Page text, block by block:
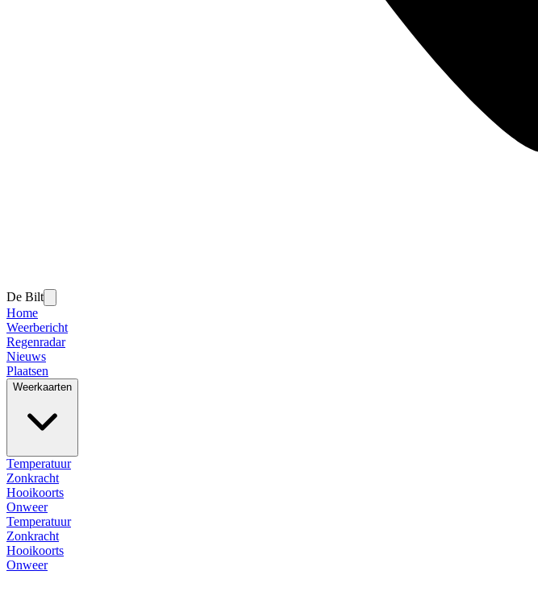
De Bilt
Home
Weerbericht
Regenradar
Nieuws
Plaatsen
Weerkaarten
Temperatuur
Zonkracht
Hooikoorts
Onweer
Temperatuur
Zonkracht
Hooikoorts
Onweer